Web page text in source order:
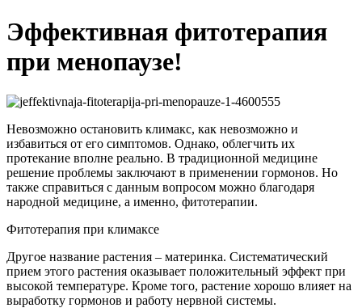
Эффективная фитотерапия
при менопаузе!
Невозможно остановить климакс, как невозможно и
избавиться от его симптомов. Однако, облегчить их
протекание вполне реально. В традиционной медицине
решение проблемы заключают в применении гормонов. Но
также справиться с данным вопросом можно благодаря
народной медицине, а именно, фитотерапии.
Фитотерапия при климаксе
Другое название растения – материнка. Систематический
прием этого растения оказывает положительный эффект при
высокой температуре. Кроме того, растение хорошо влияет на
выработку гормонов и работу нервной системы.